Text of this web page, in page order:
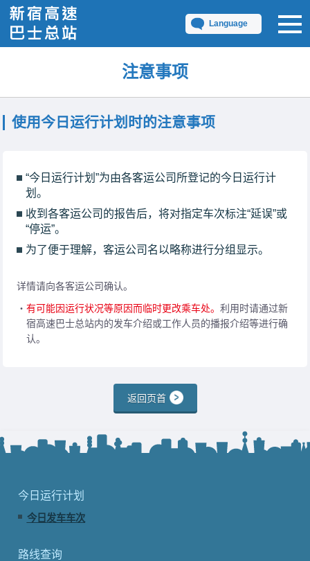
Language
注意事项
使用今日运行计划时的注意事项
“今日运行计划”为由各客运公司所登记的今日运行计
划。
收到各客运公司的报告后，将对指定车次标注“延误”或
“停运”。
为了便于理解，客运公司名以略称进行分组显示。
详情请向各客运公司确认。
・有可能因运行状况等原因而临时更改乘车处。利用时请通过新
宿高速巴士总站内的发车介绍或工作人员的播报介绍等进行确
认。
返回页首
今日运行计划
今日发车车次
路线查询